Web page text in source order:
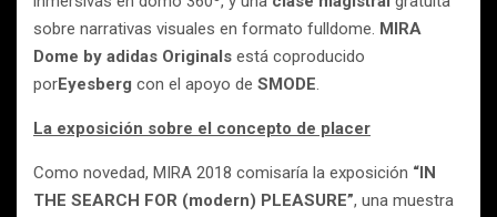
sobre narrativas visuales en formato fulldome. MIRA
Dome by adidas Originals está coproducido
porEyesberg con el apoyo de SMODE.
La exposición sobre el concepto de placer
Como novedad, MIRA 2018 comisaría la exposición “IN
THE SEARCH FOR (modern) PLEASURE”, una muestra